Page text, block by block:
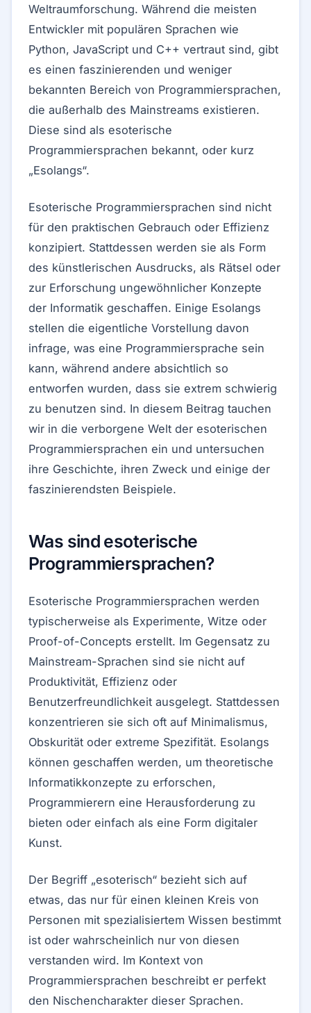
Weltraumforschung. Während die meisten
Entwickler mit populären Sprachen wie
Python, JavaScript und C++ vertraut sind, gibt
es einen faszinierenden und weniger
bekannten Bereich von Programmiersprachen,
die außerhalb des Mainstreams existieren.
Diese sind als esoterische
Programmiersprachen bekannt, oder kurz
„Esolangs“.
Esoterische Programmiersprachen sind nicht
für den praktischen Gebrauch oder Effizienz
konzipiert. Stattdessen werden sie als Form
des künstlerischen Ausdrucks, als Rätsel oder
zur Erforschung ungewöhnlicher Konzepte
der Informatik geschaffen. Einige Esolangs
stellen die eigentliche Vorstellung davon
infrage, was eine Programmiersprache sein
kann, während andere absichtlich so
entworfen wurden, dass sie extrem schwierig
zu benutzen sind. In diesem Beitrag tauchen
wir in die verborgene Welt der esoterischen
Programmiersprachen ein und untersuchen
ihre Geschichte, ihren Zweck und einige der
faszinierendsten Beispiele.
Was sind esoterische
Programmiersprachen?
Esoterische Programmiersprachen werden
typischerweise als Experimente, Witze oder
Proof-of-Concepts erstellt. Im Gegensatz zu
Mainstream-Sprachen sind sie nicht auf
Produktivität, Effizienz oder
Benutzerfreundlichkeit ausgelegt. Stattdessen
konzentrieren sie sich oft auf Minimalismus,
Obskurität oder extreme Spezifität. Esolangs
können geschaffen werden, um theoretische
Informatikkonzepte zu erforschen,
Programmierern eine Herausforderung zu
bieten oder einfach als eine Form digitaler
Kunst.
Der Begriff „esoterisch“ bezieht sich auf
etwas, das nur für einen kleinen Kreis von
Personen mit spezialisiertem Wissen bestimmt
ist oder wahrscheinlich nur von diesen
verstanden wird. Im Kontext von
Programmiersprachen beschreibt er perfekt
den Nischencharakter dieser Sprachen.